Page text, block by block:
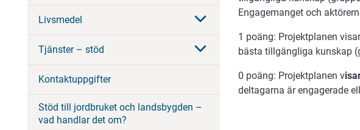
Livsmedel
Tjänster – stöd
Kontaktuppgifter
Stöd till jordbruket och landsbygden –
vad handlar det om?
Engagemanget och
1 poäng: Projektplanen
bästa tillgängliga kunskap
0 poäng: Projektplanen v
deltagarna är engagerade